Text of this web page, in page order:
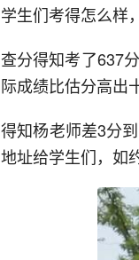
学生们考得怎么样
查分得知考了637
际成绩比估分高出
得知杨老师差3分
地址给学生们，如